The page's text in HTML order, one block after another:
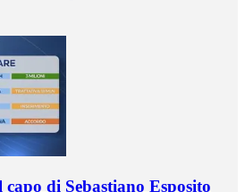
di Sebastiano Esposito